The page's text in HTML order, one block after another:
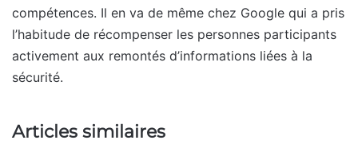
compétences. Il en va de même chez Google qui a pris
l’habitude de récompenser les personnes participants
activement aux remontés d’informations liées à la
sécurité.
Articles similaires